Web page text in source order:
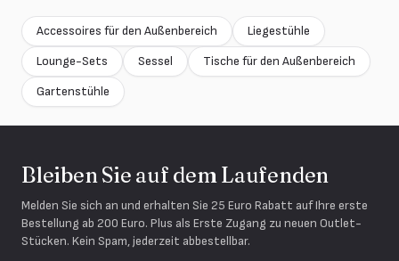
Accessoires für den Außenbereich
Liegestühle
Lounge-Sets
Sessel
Tische für den Außenbereich
Gartenstühle
Bleiben Sie auf dem Laufenden
Melden Sie sich an und erhalten Sie 25 Euro Rabatt auf Ihre erste
Bestellung ab 200 Euro. Plus als Erste Zugang zu neuen Outlet-
Stücken. Kein Spam, jederzeit abbestellbar.